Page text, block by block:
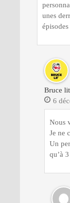
unes
Bruce lit
6
Nous
Je ne
Un
qu’à